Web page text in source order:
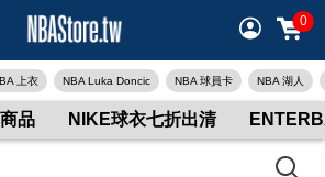
0
上衣 NBA Luka Doncic NBA 球員卡 NBA 湖人
品 NIKE球衣七折出清